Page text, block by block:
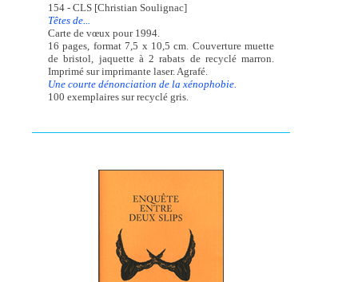
154 - CLS [Christian Soulignac]
Têtes de...
Carte de vœux pour 1994.
16 pages, format 7,5 x 10,5 cm. Couverture muette
de bristol, jaquette à 2 rabats de recyclé marron.
Imprimé sur imprimante laser. Agrafé.
Une courte dénonciation de la xénophobie.
100 exemplaires sur recyclé gris.